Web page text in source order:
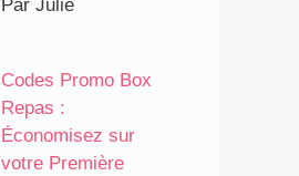
Par Julie
Codes Promo Box
Repas :
Économisez sur
votre Première